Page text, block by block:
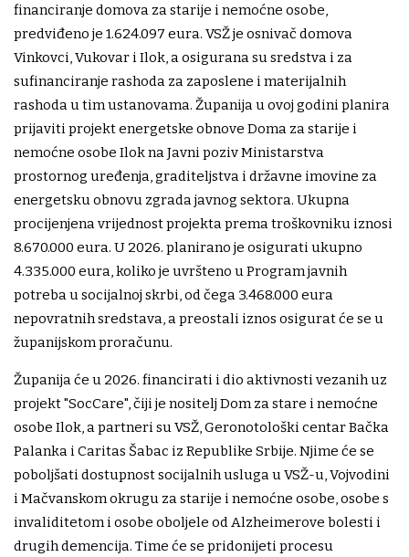
financiranje domova za starije i nemoćne osobe,
predviđeno je 1.624.097 eura. VSŽ je osnivač domova
Vinkovci, Vukovar i Ilok, a osigurana su sredstva i za
sufinanciranje rashoda za zaposlene i materijalnih
rashoda u tim ustanovama. Županija u ovoj godini planira
prijaviti projekt energetske obnove Doma za starije i
nemoćne osobe Ilok na Javni poziv Ministarstva
prostornog uređenja, graditeljstva i državne imovine za
energetsku obnovu zgrada javnog sektora. Ukupna
procijenjena vrijednost projekta prema troškovniku iznosi
8.670.000 eura. U 2026. planirano je osigurati ukupno
4.335.000 eura, koliko je uvršteno u Program javnih
potreba u socijalnoj skrbi, od čega 3.468.000 eura
nepovratnih sredstava, a preostali iznos osigurat će se u
županijskom proračunu.
Županija će u 2026. financirati i dio aktivnosti vezanih uz
projekt "SocCare", čiji je nositelj Dom za stare i nemoćne
osobe Ilok, a partneri su VSŽ, Geronotološki centar Bačka
Palanka i Caritas Šabac iz Republike Srbije. Njime će se
poboljšati dostupnost socijalnih usluga u VSŽ-u, Vojvodini
i Mačvanskom okrugu za starije i nemoćne osobe, osobe s
invaliditetom i osobe oboljele od Alzheimerove bolesti i
drugih demencija. Time će se pridonijeti procesu